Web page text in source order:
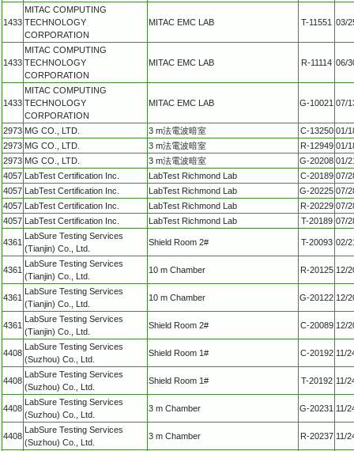
1433
MITAC COMPUTING
TECHNOLOGY
CORPORATION
MITAC EMC LAB T-11551 03/
1433
MITAC COMPUTING
TECHNOLOGY
CORPORATION
MITAC EMC LAB R-11114 06/
1433
MITAC COMPUTING
TECHNOLOGY
CORPORATION
MITAC EMC LAB G-10021 07/
2973 MG CO., LTD. 3 m法電波暗室 C-13250 01/
2973 MG CO., LTD. 3 m法電波暗室 R-12949 01/
2973 MG CO., LTD. 3 m法電波暗室 G-20208 01/
4057 LabTest Certification Inc. LabTest Richmond Lab C-20189 07/
4057 LabTest Certification Inc. LabTest Richmond Lab G-20225 07/
4057 LabTest Certification Inc. LabTest Richmond Lab R-20229 07/
4057 LabTest Certification Inc. LabTest Richmond Lab T-20189 07/
4361
LabSure Testing Services
(Tianjin) Co., Ltd.
Shield Room 2# T-20093 02/
4361
LabSure Testing Services
(Tianjin) Co., Ltd.
10 m Chamber R-20125 12/
4361
LabSure Testing Services
(Tianjin) Co., Ltd.
10 m Chamber G-20122 12/
4361
LabSure Testing Services
(Tianjin) Co., Ltd.
Shield Room 2# C-20089 12/
4408
LabSure Testing Services
(Suzhou) Co., Ltd.
Shield Room 1# C-20192 11/
4408
LabSure Testing Services
(Suzhou) Co., Ltd.
Shield Room 1# T-20192 11/
4408
LabSure Testing Services
(Suzhou) Co., Ltd.
3 m Chamber G-20231 11/
4408
LabSure Testing Services
(Suzhou) Co., Ltd.
3 m Chamber R-20237 11/